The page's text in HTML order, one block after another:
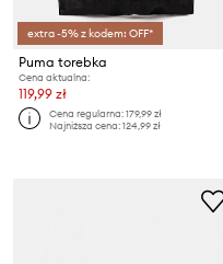
extra -5% z kodem: OFF*
Puma torebka
Cena aktualna:
119,99 zł
Cena regularna:179,99 zł
Najniższa cena:124,99 zł